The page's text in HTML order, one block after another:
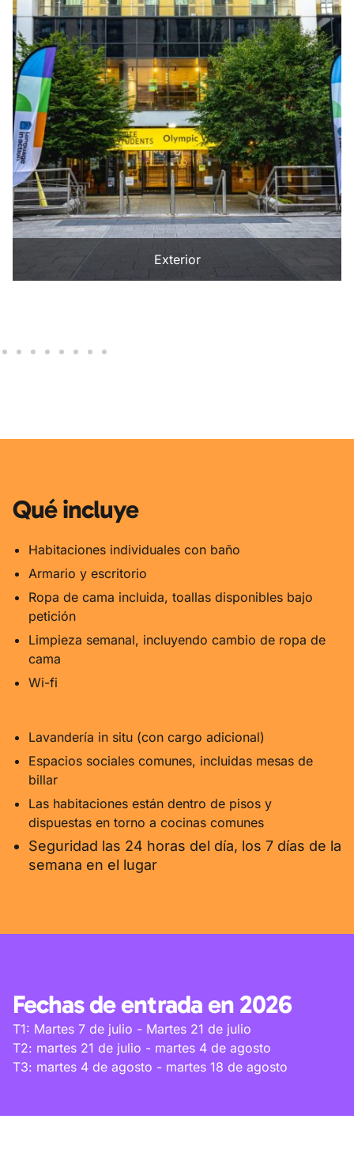
Exterior
Qué incluye
Habitaciones individuales con baño
Armario y escritorio
Ropa de cama incluida, toallas disponibles bajo
petición
Limpieza semanal, incluyendo cambio de ropa de
cama
Wi-fi
Lavandería in situ (con cargo adicional)
Espacios sociales comunes, incluidas mesas de
billar
Las habitaciones están dentro de pisos y
dispuestas en torno a cocinas comunes
Seguridad las 24 horas del día, los 7 días de la
semana en el lugar
Fechas de entrada en 2026
T1: Martes 7 de julio - Martes 21 de julio
T2: martes 21 de julio - martes 4 de agosto
T3: martes 4 de agosto - martes 18 de agosto